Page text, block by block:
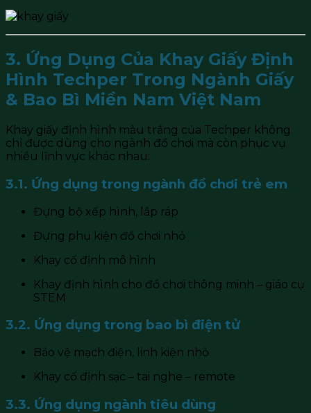
3. Ứng Dụng Của Khay Giấy Định
Hình Techper Trong Ngành Giấy
& Bao Bì Miền Nam Việt Nam
Khay giấy định hình màu trắng của Techper không
chỉ được dùng cho ngành đồ chơi mà còn phục vụ
nhiều lĩnh vực khác nhau:
3.1. Ứng dụng trong ngành đồ chơi trẻ em
Đựng bộ xếp hình, lắp ráp
Đựng phụ kiện đồ chơi nhỏ
Khay cố định mô hình
Khay định hình cho đồ chơi thông minh – giáo cụ
STEM
3.2. Ứng dụng trong bao bì điện tử
Bảo vệ mạch điện, linh kiện nhỏ
Khay cố định sạc – tai nghe – remote
3.3. Ứng dụng ngành tiêu dùng